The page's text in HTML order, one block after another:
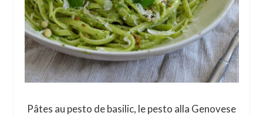
Pâtes au pesto de basilic, le pesto alla Genovese